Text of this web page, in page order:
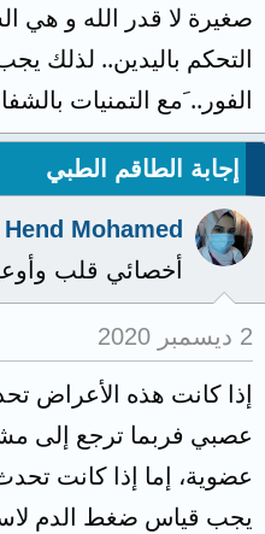
صغيرة لا قدر الله و هي
التحكم باليدين.. لذلك
الفور.. َمع التمنيات
إجابة الطاقم الطبي
Hend Mohamed
أخصائي قلب
2 ديسمبر 2020
إذا كانت هذه الأعراض
عصبي فربما ترجع إلى
عضوية، إما إذا كانت
يجب قياس ضغط الدم